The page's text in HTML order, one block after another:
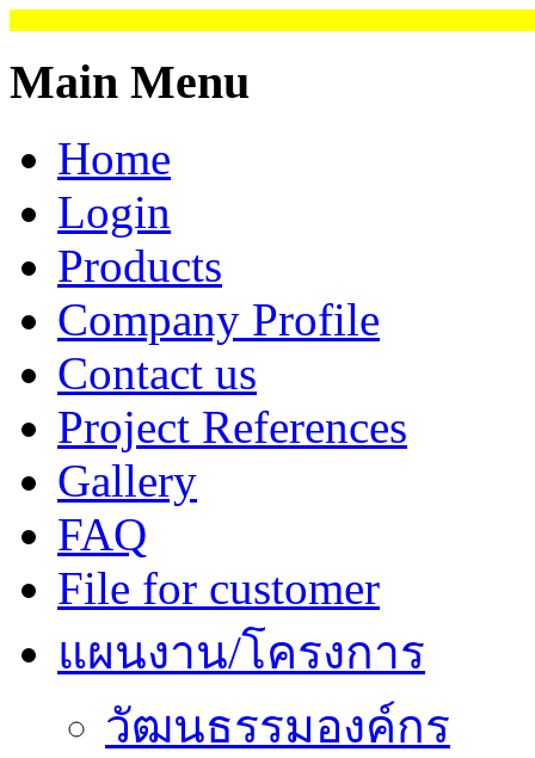
Main Menu
Home
Login
Products
Company Profile
Contact us
Project References
Gallery
FAQ
File for customer
แผนงาน/โครงการ
วัฒนธรรมองค์กร